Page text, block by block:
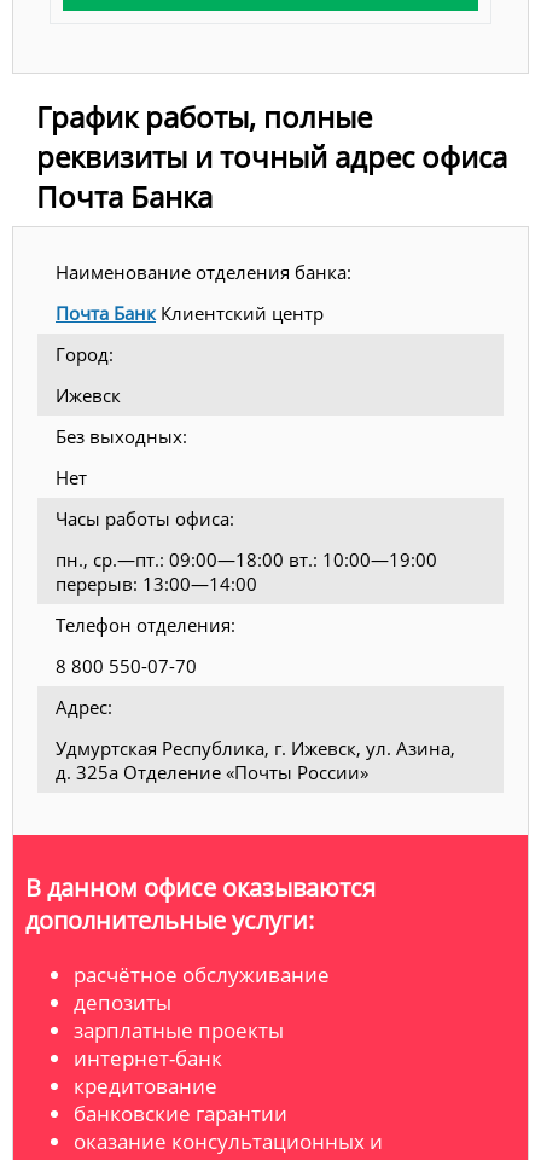
График работы, полные
реквизиты и точный адрес офиса
Почта Банка
Наименование отделения банка:
Почта БанкКлиентский центр
Город:
Ижевск
Без выходных:
Нет
Часы работы офиса:
пн., ср.—пт.: 09:00—18:00 вт.: 10:00—19:00
перерыв: 13:00—14:00
Телефон отделения:
8 800 550-07-70
Адрес:
Удмуртская Республика, г. Ижевск, ул. Азина,
д. 325а Отделение «Почты России»
В данном офисе оказываются
дополнительные услуги:
расчётное обслуживание
депозиты
зарплатные проекты
интернет-банк
кредитование
банковские гарантии
оказание консультационных и